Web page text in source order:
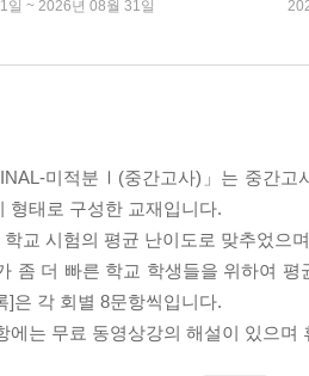
일 ~ 2026년 08월 31일
미적분Ⅰ(중간고사)」는 중간고
형태로 구성한 교재입니다.
교 시험의 평균 난이도로 맞추었으
좀 더 빠른 학교 학생들을 위하여
]은 각 회별 8문항씩입니다.
에는 무료 동영상강의 해설이 있으